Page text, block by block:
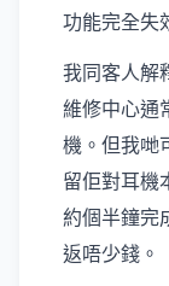
功能完全失
我同客人解
維修中心通
機。但我哋
留佢對耳機
約個半鐘完
返唔少錢。